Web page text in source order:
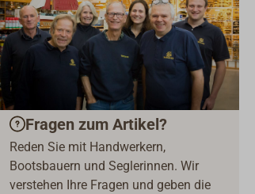
Fragen zum Artikel?
Reden Sie mit Handwerkern,
Bootsbauern und Seglerinnen. Wir
verstehen Ihre Fragen und geben die